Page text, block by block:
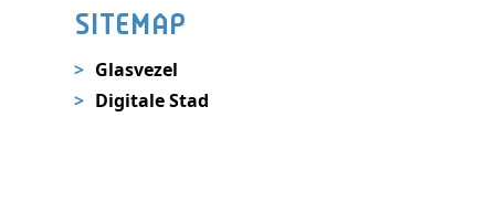
SITEMAP
Glasvezel
Digitale Stad